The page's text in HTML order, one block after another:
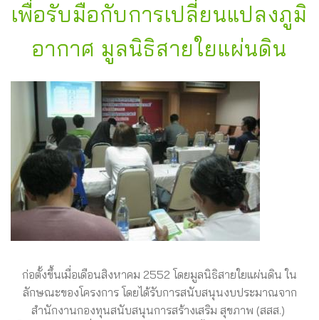
เพื่อรับมือกับการเปลี่ยนแปลงภูมิ
อากาศ มูลนิธิสายใยแผ่นดิน
ก่อตั้งขึ้นเมื่อเดือนสิงหาคม 2552 โดยมูลนิธิสายใยแผ่นดิน ใน
ลักษณะของโครงการ โดยได้รับการสนับสนุนงบประมาณจาก
สำนักงานกองทุนสนับสนุนการสร้างเสริม สุขภาพ (สสส.)